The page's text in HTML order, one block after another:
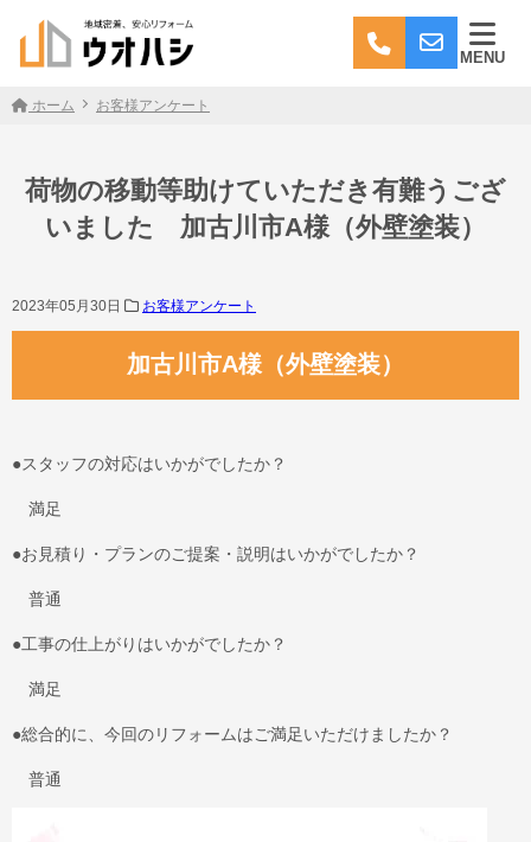
MENU
ホーム お客様アンケート
荷物の移動等助けていただき有難うござ
いました 加古川市A様（外壁塗装）
2023年05月30日 お客様アンケート
加古川市A様（外壁塗装）
●スタッフの対応はいかがでしたか？
満足
●お見積り・プランのご提案・説明はいかがでしたか？
普通
●工事の仕上がりはいかがでしたか？
満足
●総合的に、今回のリフォームはご満足いただけましたか？
普通